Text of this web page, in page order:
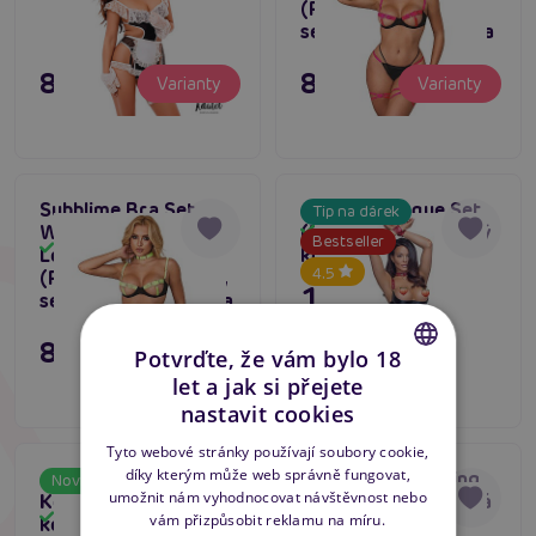
895 Kč Varianty
(Fluorescent Pink),
sexy souprava prádla
895 Kč Varianty
Subblime Bra Set
With Necklace and
Leg Details
(Fluorescent Green),
sexy souprava prádla
Skladem
895 Kč Varianty
Tip na dárek
Bestseller
4.5
Asmona Basque Set
(Black/Red), dámský
korzet s bondáží
Skladem
1 195 Kč
Varianty
Novinka
ADALET LINGERIE
Keira Nurse Costume,
kostým sexy
Tip na dárek
Penthouse Smoking
Gun (Black), erotická
dvoudílná souprava
Skladem
ENGLISH
Potvrďte, že vám bylo 18
let a jak si přejete
nastavit cookies
Tyto webové stránky používají soubory cookie,
díky kterým může web správně fungovat,
umožnit nám vyhodnocovat návštěvnost nebo
vám přizpůsobit reklamu na míru.